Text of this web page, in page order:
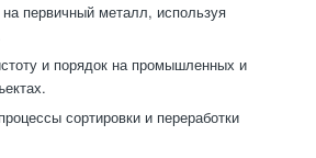
первичный металл, используя
и порядок на промышленных и
сортировки и переработки